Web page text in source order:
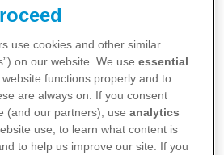
u te realiseren dat veel
met het begrijpen van
wanneer zij net hun diagnose
ambitie om ervoor te zorgen
geïnformeerd zijn.
use cookies and other similar
on our website. We useessential
functions properly and to
are always on. If you consent
(and our partners), useanalytics
use, to learn what content is
to help us improve our site. If you